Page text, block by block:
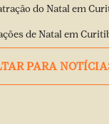
do Natal em
de Natal em
PARA